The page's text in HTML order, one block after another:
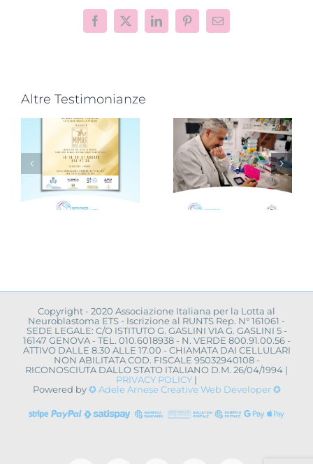
Facebook
X LinkedInPinterestEmail
Altre Testimonianze
Progetto
“VAMOLAA,
in campo
anche
l’Università
La Sapienza
Novità dalla
ricerca
scientifica:
convegno a
Napoli
Copyright - 2020 Associazione Italiana per la Lotta al
Neuroblastoma ETS - Iscrizione al RUNTS Rep. N° 161061 -
SEDE LEGALE: C/O ISTITUTO G. GASLINI VIA G. GASLINI 5 -
16147 GENOVA - TEL. 010.6018938 - N. VERDE 800.91.00.56 -
ATTIVO DALLE 8.30 ALLE 17.00 - CHIAMATA DAI CELLULARI
NON ABILITATA COD. FISCALE 95032940108 -
RICONOSCIUTA DALLO STATO ITALIANO D.M. 26/04/1994 |
PRIVACY POLICY |
Powered by✪ Adele Arnese Creative Web Developer ✪